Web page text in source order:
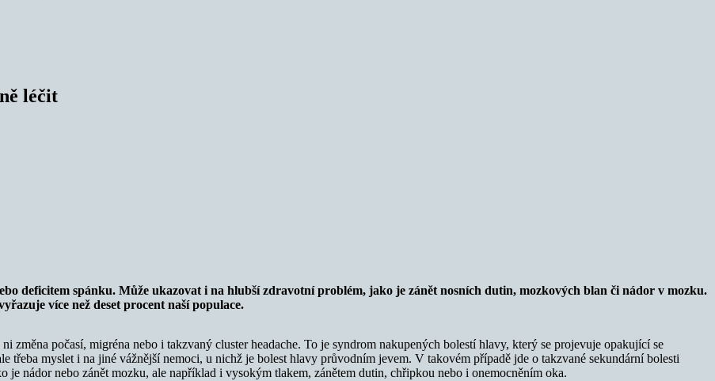
léčit
deficitem spánku. Může ukazovat i na hlubší zdravotní problém, jako je zánět nosních dutin, mozkových blan či nádor v mozku.
více než deset procent naší populace.
změna počasí, migréna nebo i takzvaný cluster headache. To je syndrom nakupených bolestí hlavy, který se projevuje opakující se
třeba myslet i na jiné vážnější nemoci, u nichž je bolest hlavy průvodním jevem. V takovém případě jde o takzvané sekundární bolesti
nádor nebo zánět mozku, ale například i vysokým tlakem, zánětem dutin, chřipkou nebo i onemocněním oka.